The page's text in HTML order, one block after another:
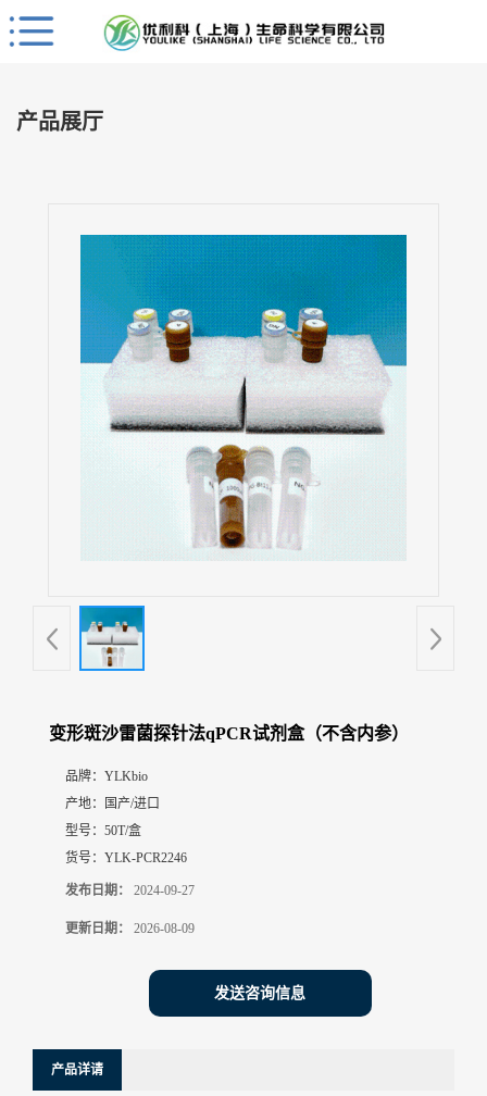
Close
首
产品展厅
变形斑沙雷菌探针法qPCR试剂盒（不含内参）
品牌： YLKbio
产地：
国产/进口
型号： 50T/盒
货号： YLK-PCR2246
发布日期： 2024-09-27
更新日期： 2026-08-09
发送咨询信息
产品详请